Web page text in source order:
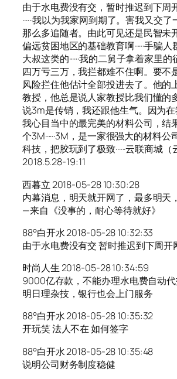
由于水电费没有交，暂时推迟到下周
······我以为我家网到期了。害我又交了
那么多追随者。由此可见还是民智未
偏远贫困地区的基础教育啊······手骗
大叔这类的······我的二舅子拿着家里
四万亏三万，我拦都难不住啊。要不
风险拦住他估计全部投进去了。他的
教授，他总是说人家教授比我们懂的多
说3m是传销，我还跟他生气。因为
我心目当中的最完美的材料公司，结
个3M······3M，是一家很强大的材料
科技，把胶玩到了极致······云联商城
2018.5.28-19:11
西暮立 2018-05-28 10:30:28
内幕消息，明天就开网了，最多明天
—来自《没事的，耐心等待就好》
88°白开水 2018-05-28 10:32:33
由于水电费没有交 暂时推迟到下周开
时尚人生 2018-05-28 10:34:59
9000亿存款，不能办理水电费自动
明日理杂技，银行也会上门服务
88°白开水 2018-05-28 10:35:32
开玩笑 法人不在 如何签字
88°白开水 2018-05-28 10:35:48
说明公司财务制度稳健